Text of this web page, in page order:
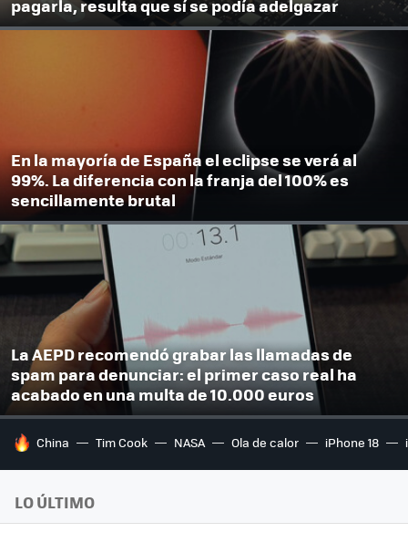
pagarla, resulta que sí se podía adelgazar
En la mayoría de España el eclipse se verá al
99%. La diferencia con la franja del 100% es
sencillamente brutal
La AEPD recomendó grabar las llamadas de
spam para denunciar: el primer caso real ha
acabado en una multa de 10.000 euros
HOY SE HABLA DE
China Tim Cook NASA Ola de calor iPhone 18
LO ÚLTIMO